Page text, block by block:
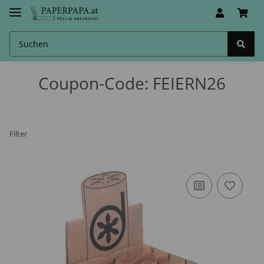
Coupon-Code: FEIERN26
Filter